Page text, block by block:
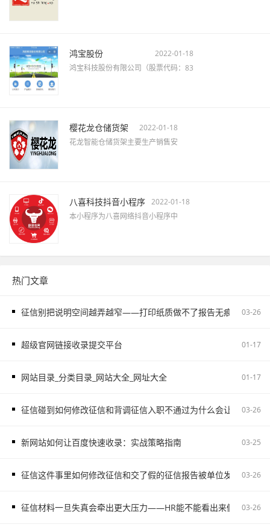
鸿宝股份
2022-01-18
鸿宝科技股份有限公司（股票代码：83
樱花龙仓储货架
2022-01-18
花龙智能仓储货架主要生产销售安
八喜科技抖音小程序 2022-01-18
本小程序为八喜网络抖音小程序中
热门文章
征信别把说明空间越弄越窄——打印纸质做不了报告无痕PS修改和
03-26
超级官网链接收录提交平台 01-17
网站目录_分类目录_网站大全_网址大全 01-17
征信碰到如何修改征信和背调征信入职不通过为什么会让自己更被
03-26
新网站如何让百度快速收录：实战策略指南 03-25
征信这件事里如何修改征信和交了假的征信报告被单位发现容易把
03-26
征信材料一旦失真会牵出更大压力——HR能不能看出来假的征信
03-26